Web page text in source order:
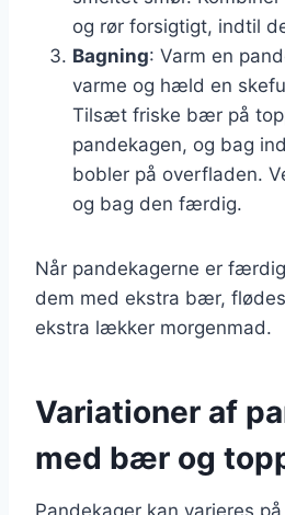
og rør forsigtigt, indtil
Bagning: Varm en
varme og hæld en
Tilsæt friske bær på
pandekagen, og bag
bobler på overfladen.
og bag den færdig.
Når pandekagerne er
dem med ekstra bær,
ekstra lækker morgenmad.
Variationer af
med bær og
Pandekager kan varieres